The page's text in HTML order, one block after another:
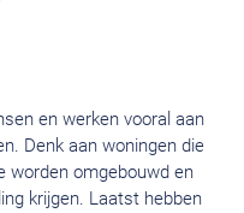
en werken vooral aan
Denk aan woningen die
worden omgebouwd en
krijgen. Laatst hebben